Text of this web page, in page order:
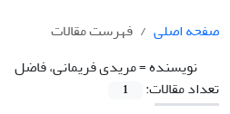
صفحه اصلی
فهرست مقالات
نویسنده =مریدی فریمانی، فاضل
تعداد مقالات:
1